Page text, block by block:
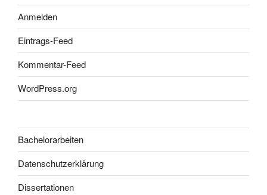
Anmelden
Eintrags-Feed
Kommentar-Feed
WordPress.org
Bachelorarbeiten
Datenschutzerklärung
Dissertationen